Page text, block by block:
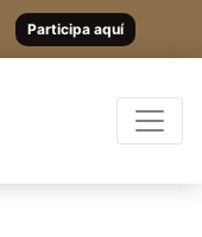
Participa aquí